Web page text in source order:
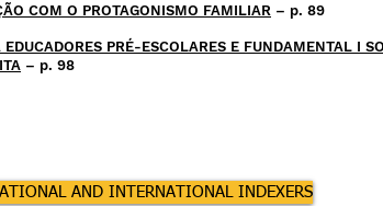
COM O PROTAGONISMO FAMILIAR – p. 89
PRÉ-ESCOLARES E FUNDAMENTAL I
– p. 98
AND INTERNATIONAL INDEXERS